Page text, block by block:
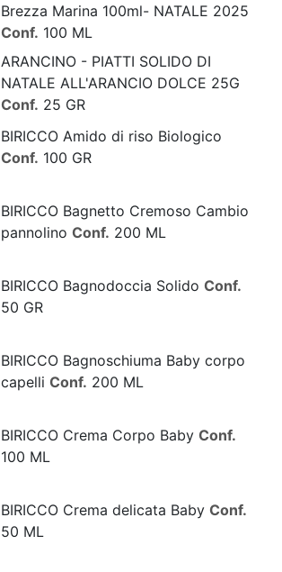
Brezza Marina 100ml- NATALE 2025
Conf. 100 ML
ARANCINO - PIATTI SOLIDO DI
NATALE ALL'ARANCIO DOLCE 25G
Conf. 25 GR
BIRICCO Amido di riso Biologico
Conf. 100 GR
BIRICCO Bagnetto Cremoso Cambio
pannolino Conf. 200 ML
BIRICCO Bagnodoccia Solido Conf.
50 GR
BIRICCO Bagnoschiuma Baby corpo
capelli Conf. 200 ML
BIRICCO Crema Corpo Baby Conf.
100 ML
BIRICCO Crema delicata Baby Conf.
50 ML